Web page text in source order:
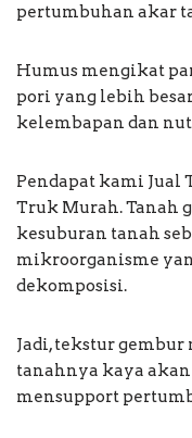
pertumbuhan akar
Humus mengikat
pori yang lebih
kelembapan dan
Pendapat kami Jual
Truk Murah. Tanah
kesuburan tanah
mikroorganisme
dekomposisi.
Jadi, tekstur
tanahnya kaya
mensupport